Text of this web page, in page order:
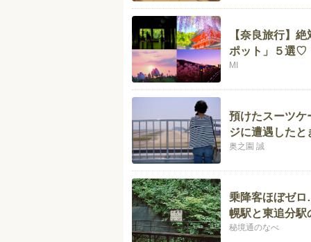
【奈良旅行】
ポット」５選♡
MI
預けたスーツケ
ジに遭遇したと
奥之園 誠
乗降客ほぼゼ
幌駅と東追分駅
秘境通のなべ